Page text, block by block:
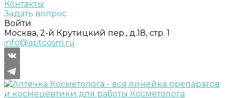
Контакты
Задать вопрос
Войти
Москва, 2-й Крутицкий пер., д.18, стр. 1
info@aptcosm.ru